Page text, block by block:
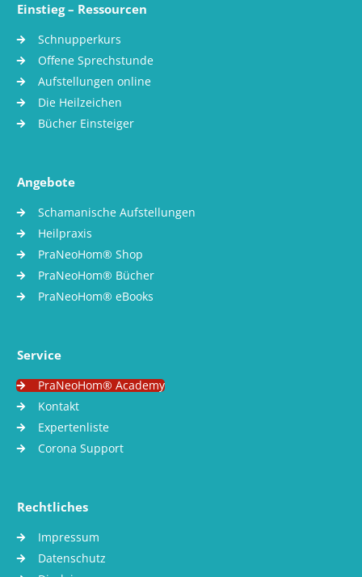
Einstieg – Ressourcen
Schnupperkurs
Offene Sprechstunde
Aufstellungen online
Die Heilzeichen
Bücher Einsteiger
Angebote
Schamanische Aufstellungen
Heilpraxis
PraNeoHom® Shop
PraNeoHom® Bücher
PraNeoHom® eBooks
Service
PraNeoHom® Academy
Kontakt
Expertenliste
Corona Support
Rechtliches
Impressum
Datenschutz